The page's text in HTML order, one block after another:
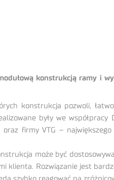
konstrukcją ramy i
konstrukcja pozwoli,
były we współpracy
firmy VTG –
może być
klienta. Rozwiązanie jest